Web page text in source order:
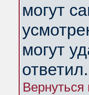
могут
могут
ответил.
Вернуться